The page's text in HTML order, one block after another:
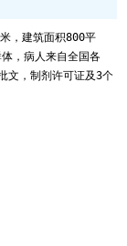
，建筑面积800平
，病人来自全国各
文，制剂许可证及3个